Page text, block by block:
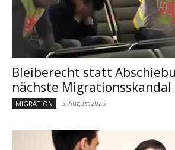
Bleiberecht statt
nächste Migrationsskandal
MIGRATION 5. August 2026